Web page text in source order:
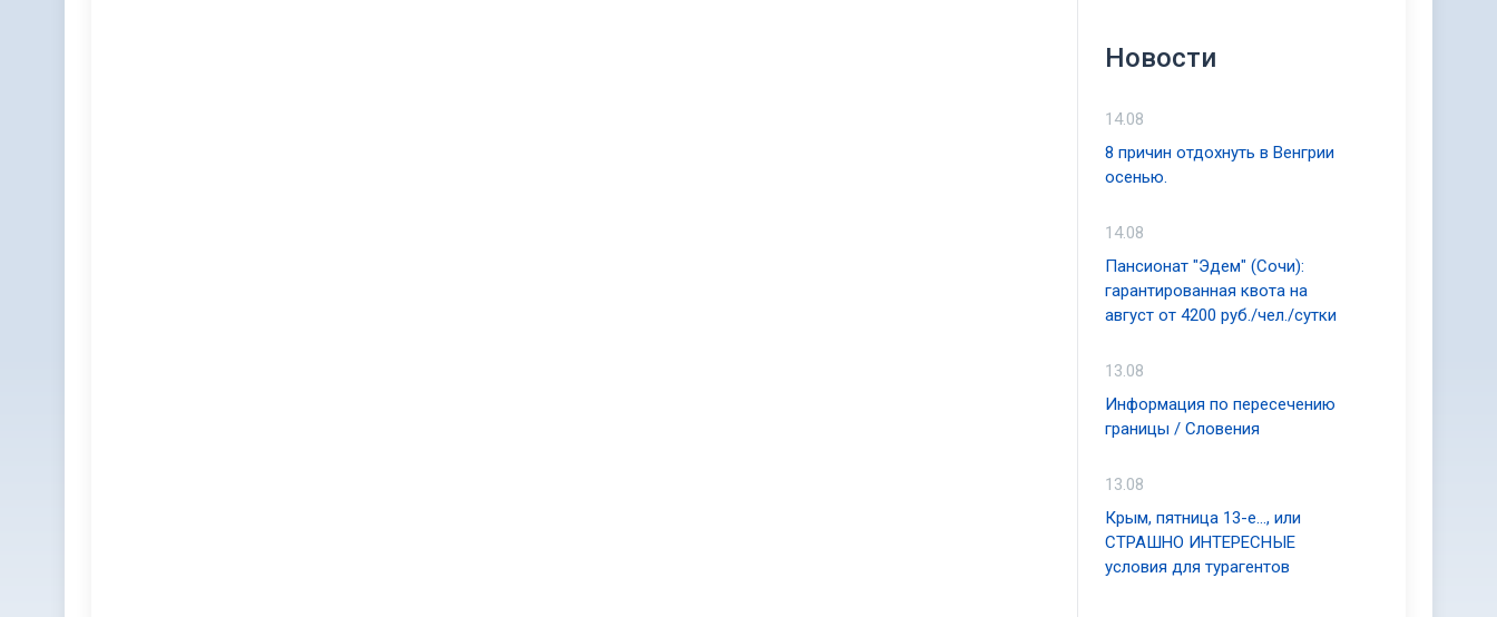
Новости
14.08
8 причин отдохнуть в Венгрии
осенью.
14.08
Пансионат "Эдем" (Сочи):
гарантированная квота на
август от 4200 руб./чел./сутки
13.08
Информация по пересечению
границы / Словения
13.08
Крым, пятница 13-е..., или
СТРАШНО ИНТЕРЕСНЫЕ
условия для турагентов